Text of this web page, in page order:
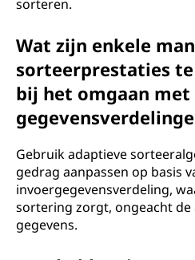
sorteren.
Wat zijn enkele
sorteerprestaties
bij het omgaan
Gebruik adaptieve
gedrag aanpassen op basis
invoergegevensverdeling,
sortering zorgt, ongeacht de
gegevens.